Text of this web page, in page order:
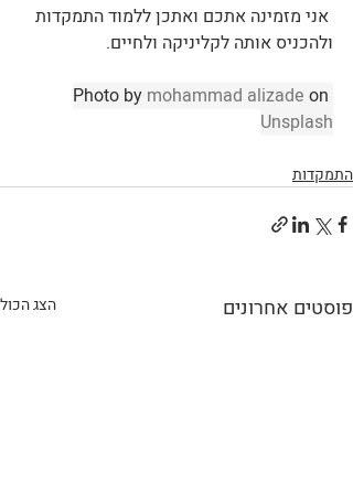
אני מזמינה אתכם ואתכן ללמוד התמקדות
ולהכניס אותה לקליניקה ולחיים.
Photo by mohammad alizade on
Unsplash
התמקדות
פוסטים אחרונים הצג הכול